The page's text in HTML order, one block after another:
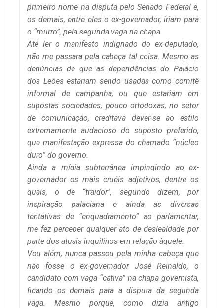
primeiro nome na disputa pelo Senado Federal e,
os demais, entre eles o ex-governador, iriam para
o “murro”, pela segunda vaga na chapa.
Até ler o manifesto indignado do ex-deputado,
não me passara pela cabeça tal coisa. Mesmo as
denúncias de que as dependências do Palácio
dos Leões estariam sendo usadas como comitê
informal de campanha, ou que estariam em
supostas sociedades, pouco ortodoxas, no setor
de comunicação, creditava dever-se ao estilo
extremamente audacioso do suposto preferido,
que manifestação expressa do chamado “núcleo
duro” do governo.
Ainda a mídia subterrânea impingindo ao ex-
governador os mais cruéis adjetivos, dentre os
quais, o de “traidor”, segundo dizem, por
inspiração palaciana e ainda as diversas
tentativas de “enquadramento” ao parlamentar,
me fez perceber qualquer ato de deslealdade por
parte dos atuais inquilinos em relação àquele.
Vou além, nunca passou pela minha cabeça que
não fosse o ex-governador José Reinaldo, o
candidato com vaga “cativa” na chapa governista,
ficando os demais para a disputa da segunda
vaga. Mesmo porque, como dizia antigo